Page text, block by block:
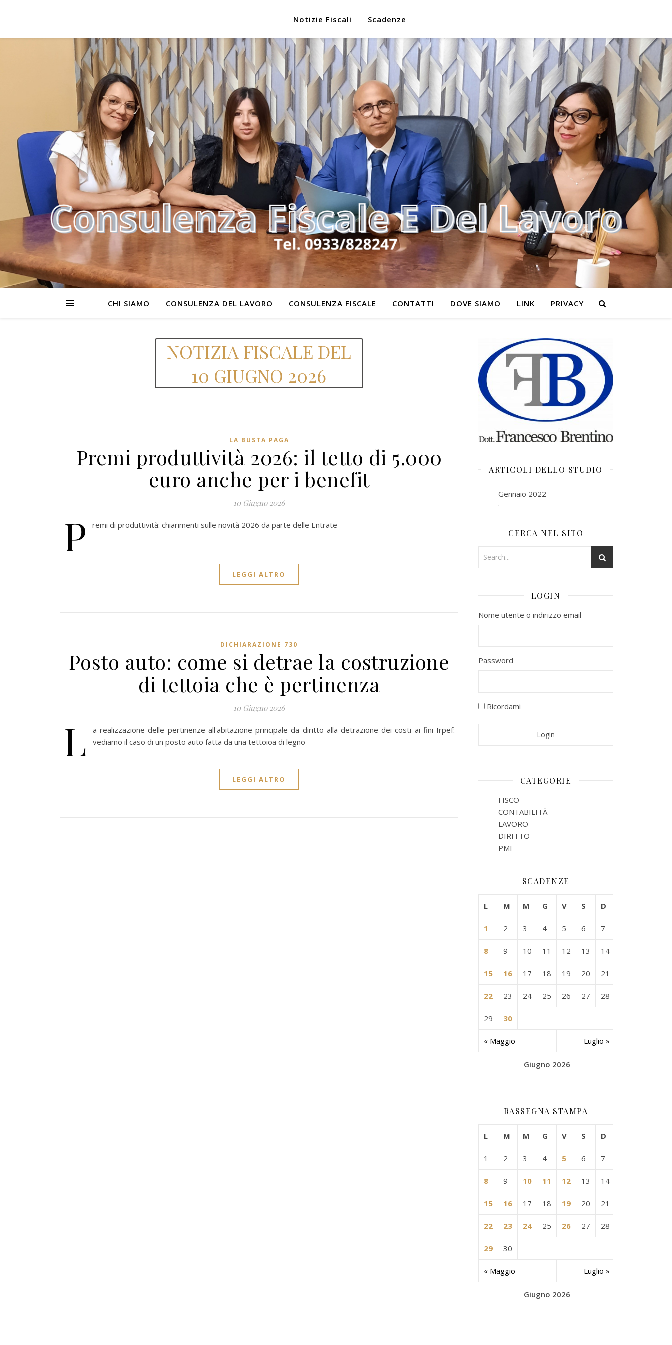
Notizie Fiscali Scadenze
CHI SIAMO CONSULENZA DEL LAVORO CONSULENZA FISCALE CONTATTI DOVE SIAMO LINK PRIVACY
NOTIZIA FISCALE DEL
10 GIUGNO 2026
LA BUSTA PAGA
Premi produttività 2026: il tetto di 5.000
euro anche per i benefit
10 Giugno 2026
P remi di produttività: chiarimenti sulle novità 2026 da parte delle Entrate
LEGGI ALTRO
DICHIARAZIONE 730
Posto auto: come si detrae la costruzione
di tettoia che è pertinenza
10 Giugno 2026
L
a realizzazione delle pertinenze all'abitazione principale da diritto alla detrazione dei costi ai fini Irpef:
vediamo il caso di un posto auto fatta da una tettoioa di legno
LEGGI ALTRO
ARTICOLI DELLO STUDIO
Gennaio 2022
CERCA NEL SITO
LOGIN
Nome utente o indirizzo email
Password
Ricordami
CATEGORIE
FISCO
CONTABILITÀ
LAVORO
DIRITTO
PMI
SCADENZE
Giugno 2026
L M M G V S D
« Maggio Luglio »
1 2 3 4 5 6 7
8 9 10 11 12 13 14
15 16 17 18 19 20 21
22 23 24 25 26 27 28
29 30
RASSEGNA STAMPA
Giugno 2026
L M M G V S D
« Maggio Luglio »
1 2 3 4 5 6 7
8 9 10 11 12 13 14
15 16 17 18 19 20 21
22 23 24 25 26 27 28
29 30